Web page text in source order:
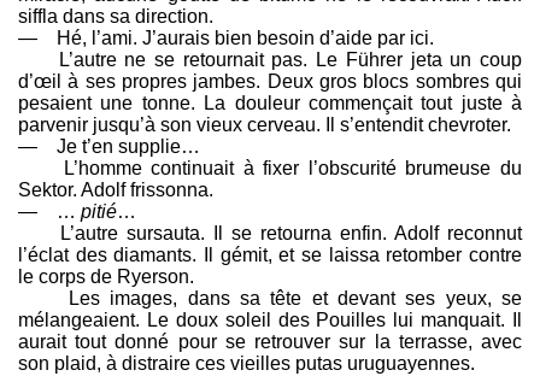
siffla dans sa direction.
— Hé, l’ami. J’aurais bien besoin d’aide par ici.
L’autre ne se retournait pas. Le Führer jeta un coup
d’œil à ses propres jambes. Deux gros blocs sombres qui
pesaient une tonne. La douleur commençait tout juste à
parvenir jusqu’à son vieux cerveau. Il s’entendit chevroter.
— Je t’en supplie…
L’homme continuait à fixer l’obscurité brumeuse du
Sektor. Adolf frissonna.
— … pitié…
L’autre sursauta. Il se retourna enfin. Adolf reconnut
l’éclat des diamants. Il gémit, et se laissa retomber contre
le corps de Ryerson.
Les images, dans sa tête et devant ses yeux, se
mélangeaient. Le doux soleil des Pouilles lui manquait. Il
aurait tout donné pour se retrouver sur la terrasse, avec
son plaid, à distraire ces vieilles putas uruguayennes.